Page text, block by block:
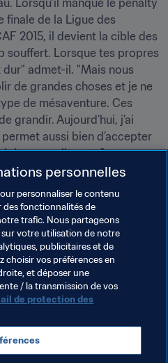
Lorsqu’il manque le penalty
finale de la Ligue des
2015, il devient la cible des
souffert. Lorsque tes propres
dur" admet-il. "Mais nous
de grandes choses et je ne
de mésaventure. Ces
grandir. Aujourd’hui, j’ai
aussi bien d’accepter
les compliments."
pour avoir réussi
l'Argentine. Samedi 13
croisera la route de
faire un pas de plus vers la
dans l'histoire.
Concacaf
personnelles
personnaliser le contenu
fonctionnalités de
trafic. Nous partageons
votre utilisation de notre
publicitaires et de
choisir vos préférences en
et déposer une
/ la transmission de vos
de protection des